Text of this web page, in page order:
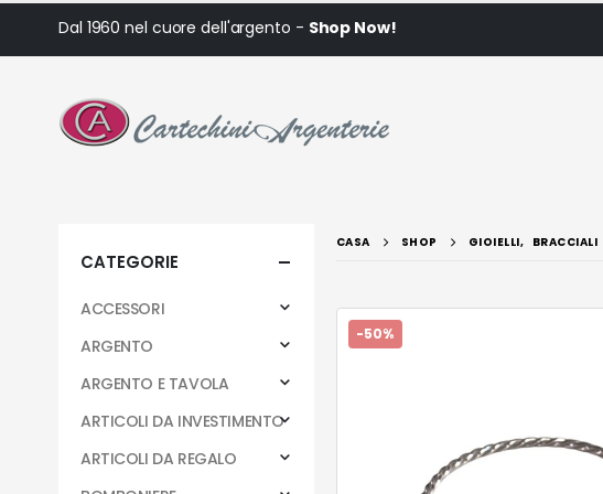
Dal 1960 nel cuore dell'argento - Shop Now!
CASA SHOP GIOIELLI, BRACCIALI
-50%
CATEGORIE
ACCESSORI
ARGENTO
ARGENTO E TAVOLA
ARTICOLI DA INVESTIMENTO
ARTICOLI DA REGALO